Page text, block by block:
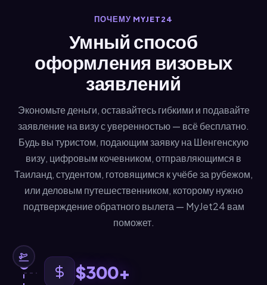
ПОЧЕМУ MYJET24
Умный способ
оформления визовых
заявлений
Экономьте деньги, оставайтесь гибкими и подавайте
заявление на визу с уверенностью — всё бесплатно.
Будь вы туристом, подающим заявку на Шенгенскую
визу, цифровым кочевником, отправляющимся в
Таиланд, студентом, готовящимся к учёбе за рубежом,
или деловым путешественником, которому нужно
подтверждение обратного вылета — MyJet24 вам
поможет.
$300+